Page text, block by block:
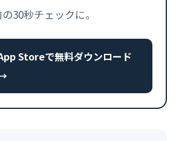
30秒チェックに。
Storeで無料ダウンロード